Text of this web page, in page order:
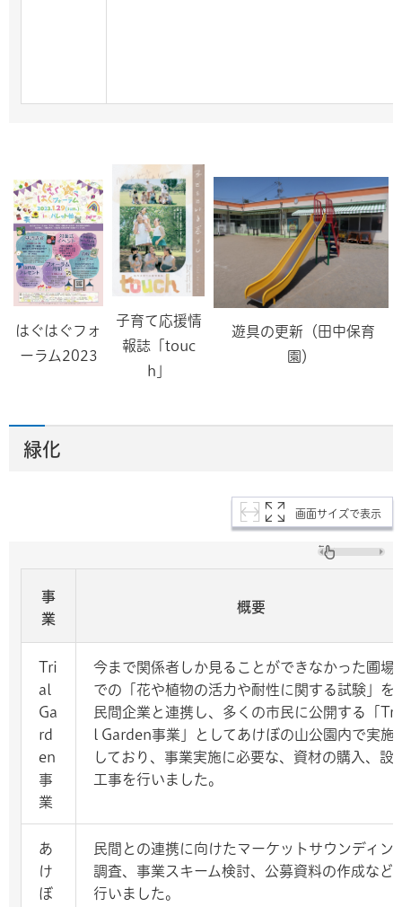
はぐはぐフォ
ーラム2023
子育て応援情
報誌「touc
h」
遊具の更新（田中保育
園）
緑化
画面サイズで表示
事
業
概要
Tri
al
Ga
rd
en
事
業
今まで関係者しか見ることができなかった圃場
での「花や植物の活力や耐性に関する試験」を
民間企業と連携し、多くの市民に公開する「
l Garden事業」としてあけぼの山公園内で実施
しており、事業実施に必要な、資材の購入、設
工事を行いました。
あ
け
ぼ
民間との連携に向けたマーケットサウンディン
調査、事業スキーム検討、公募資料の作成など
行いました。